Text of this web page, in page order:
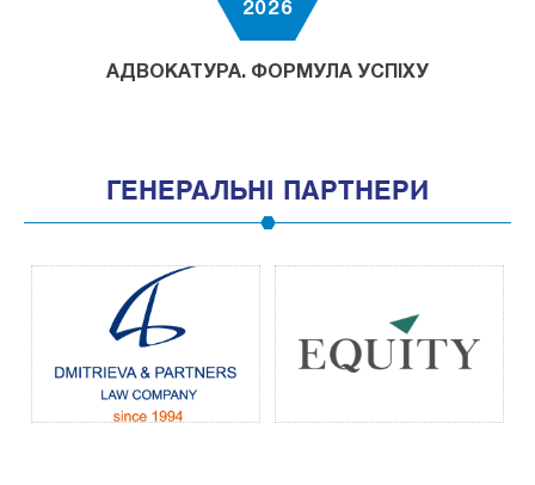
2026
АДВОКАТУРА. ФОРМУЛА УСПІХУ
ГЕНЕРАЛЬНІ ПАРТНЕРИ